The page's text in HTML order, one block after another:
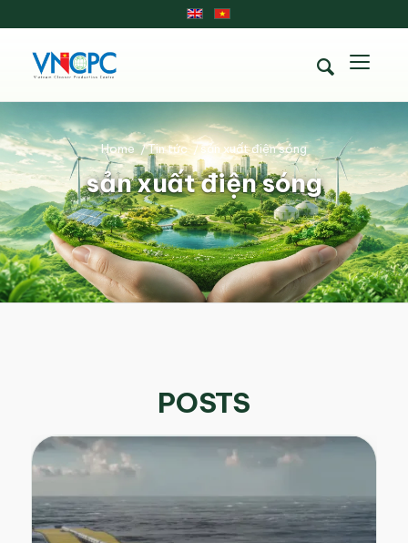
sản xuất điện sóng
Home /Tin tức /sản xuất điện sóng
POSTS